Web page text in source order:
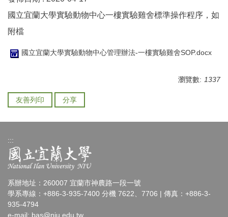
國立宜蘭大學實驗動物中心一樓實驗雞舍標準操作程序，如
附檔
國立宜蘭大學實驗動物中心管理辦法-一樓實驗雞舍SOP.docx
瀏覽數: 1337
友善列印 分享
:::
系辦地址：260007 宜蘭市神農路一段一號
學系專線：+886-3-935-7400 分機 7622、7706 | 傳真：+886-3-
935-4794
e-mail: bas@niu.edu.tw